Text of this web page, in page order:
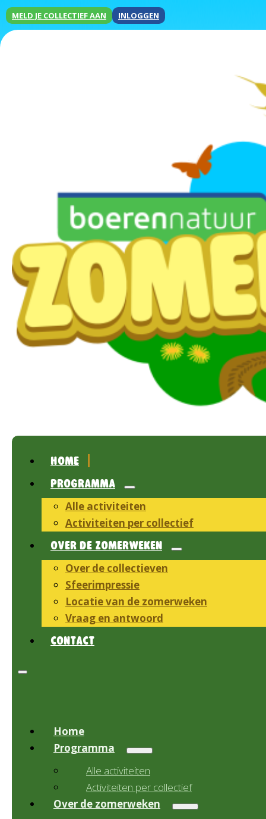
MELD JE COLLECTIEF AAN INLOGGEN
HOME
PROGRAMMA
Alle activiteiten
Activiteiten per collectief
OVER DE ZOMERWEKEN
Over de collectieven
Sfeerimpressie
Locatie van de zomerweken
Vraag en antwoord
CONTACT
Home
Programma
Alle activiteiten
Activiteiten per collectief
Over de zomerweken